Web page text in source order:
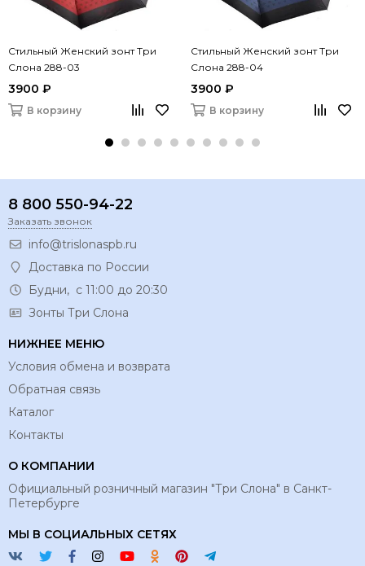
Стильный Женский зонт Три
Слона 288-03
3900 ₽
В корзину
Стильный Женский зонт Три
Слона 288-04
3900 ₽
В корзину
8 800 550-94-22
Заказать звонок
info@trislonaspb.ru
Доставка по России
Будни, с 11:00 до 20:30
Зонты Три Слона
НИЖНЕЕ МЕНЮ
Условия обмена и возврата
Обратная связь
Каталог
Контакты
О КОМПАНИИ
Официальный розничный магазин "Три Слона" в Санкт-
Петербурге
МЫ В СОЦИАЛЬНЫХ СЕТЯХ